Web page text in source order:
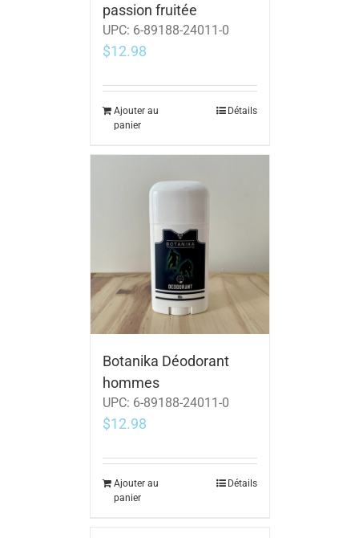
passion fruitée
UPC: 6-89188-24011-0
$12.98
Ajouter au
panier
Détails
Botanika Déodorant
hommes
UPC: 6-89188-24011-0
$12.98
Ajouter au
panier
Détails